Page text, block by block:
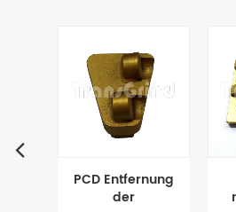
PCD Entfernung
der